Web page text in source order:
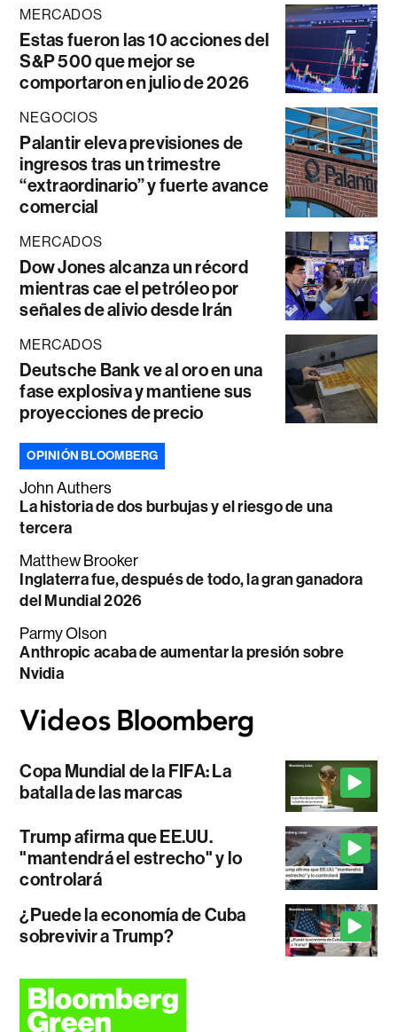
MERCADOS
Estas fueron las 10 acciones del
S&P 500 que mejor se
comportaron en julio de 2026
NEGOCIOS
Palantir eleva previsiones de
ingresos tras un trimestre
“extraordinario” y fuerte avance
comercial
MERCADOS
Dow Jones alcanza un récord
mientras cae el petróleo por
señales de alivio desde Irán
MERCADOS
Deutsche Bank ve al oro en una
fase explosiva y mantiene sus
proyecciones de precio
OPINIÓN BLOOMBERG
John Authers
La historia de dos burbujas y el riesgo de una
tercera
Matthew Brooker
Inglaterra fue, después de todo, la gran ganadora
del Mundial 2026
Parmy Olson
Anthropic acaba de aumentar la presión sobre
Nvidia
Copa Mundial de la FIFA: La
batalla de las marcas
Trump afirma que EE.UU.
"mantendrá el estrecho" y lo
controlará
¿Puede la economía de Cuba
sobrevivir a Trump?